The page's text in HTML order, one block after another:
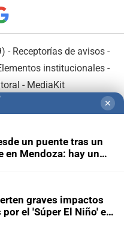
- Receptorías de avisos -
institucionales-
- MediaKit
con:
✕
un puente tras un
en Mendoza: hay un
graves impactos
el 'Súper El Niño' en